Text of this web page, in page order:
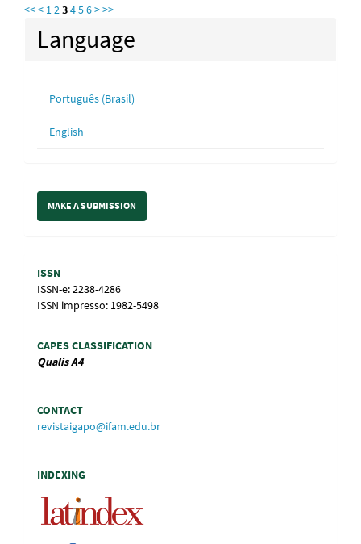
<<< 123456>>>
Language
Português (Brasil)
English
Make
MAKE A SUBMISSION
Information
ISSN
ISSN-e: 2238-4286
ISSN impresso: 1982-5498
CAPES CLASSIFICATION
QualisA4
CONTACT
revistaigapo@ifam.edu.br
INDEXING